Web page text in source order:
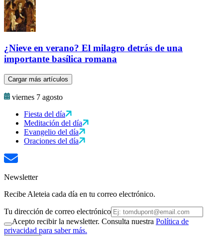
¿Nieve en verano? El milagro detrás de una
importante basílica romana
Cargar más artículos
viernes 7 agosto
Fiesta del día
Meditación del día
Evangelio del día
Oraciones del día
Newsletter
Recibe Aleteia cada día en tu correo electrónico.
Tu dirección de correo electrónico
Acepto recibir la newsletter. Consulta nuestra Política de
privacidad para saber más.